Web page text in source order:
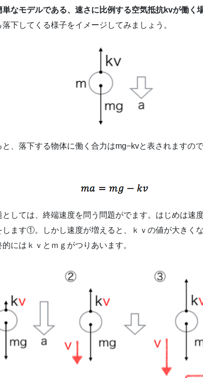
単なモデルである、速さに比例する空気抵抗kvが働く
下してくる様子をイメージしてみましょう。
、落下する物体に働く合力はmg−kvと表されますの
しては、終端速度を問う問題がでます。はじめは速
します①。しかし速度が増えると、ｋｖの値が大きく
にはｋｖとｍｇがつりあいます。